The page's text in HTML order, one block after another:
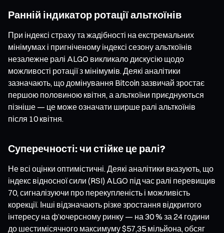
Ранній індикатор ротації альткоїнів
При індексі страху та жадібності на екстремальних
мінімумах і пригніченому індексі сезону альткоїнів
незалежне ралі ALGO викликало дискусію щодо
можливості ротації з мінімумів. Деякі аналітики
зазначають, що домінування Bitcoin зазвичай зростає
першою половиною квітня, а альткоїни приєднуються
пізніше — це може означати ширше ралі альткоїнів
після 10 квітня.
Суперечності: чи стійке це ралі?
Не всі оцінки оптимістичні. Деякі аналітики вказують, що
індекс відносної сили (RSI) ALGO під час ралі перевищив
70, сигналізуючи про перекупленість і можливість
корекції. Інші відзначають різке зростання відкритого
інтересу на ф’ючерсному ринку — на 30 % за 24 години
до шестимісячного максимуму $57,35 мільйона, обсяг